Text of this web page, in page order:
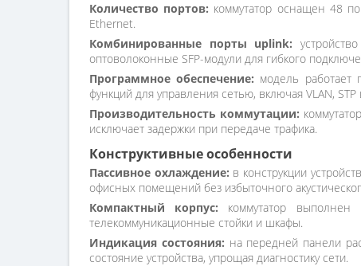
Количество портов: коммутатор оснащен 48
Ethernet.
Комбинированные порты uplink:
оптоволоконные SFP-модули для гибкого
Программное обеспечение: модель работает
функций для управления сетью, включая VLAN, STP
Производительность коммутации:
исключает задержки при передаче трафика.
Конструктивные особенности
Пассивное охлаждение: в конструкции
офисных помещений без избыточного
Компактный корпус: коммутатор
телекоммуникационные стойки и шкафы.
Индикация состояния: на передней панели
состояние устройства, упрощая диагностику сети.